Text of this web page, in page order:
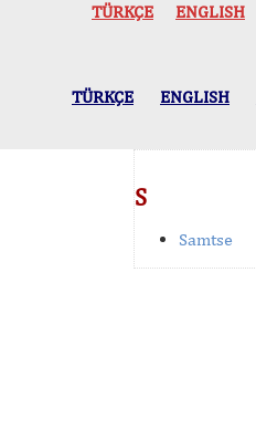
TÜRKÇE ENGLISH
TÜRKÇE ENGLISH
S
Samtse